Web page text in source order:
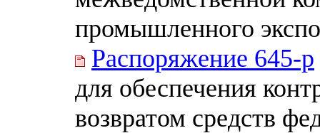
промышленного
Распоряжение 645-р
для обеспечения
возвратом средств